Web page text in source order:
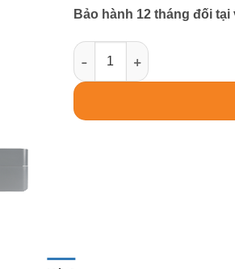
Bảo hành 12 tháng đối
MÁY IN TEM